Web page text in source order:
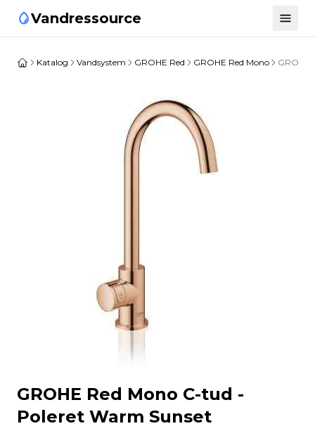
Vandressource
Katalog Vandsystem GROHE Red GROHE Red Mono GROHE
GROHE Red Mono C-tud -
Poleret Warm Sunset